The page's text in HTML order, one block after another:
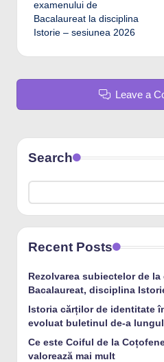
examenului de
Bacalaureat la disciplina
Istorie – sesiunea 2026
Leave a
Search
Recent Posts
Rezolvarea subiectelor de la
Bacalaureat, disciplina
Istoria cărților de identitate
evoluat buletinul de-a
Ce este Coiful de la
valorează mai mult